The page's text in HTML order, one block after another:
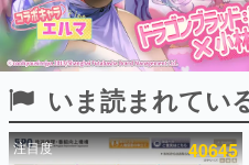
連載・特集一覧
殿堂入り記事
SNS拡散数が数千以
ど。多くの人々に読
事をまとめました。
いま読まれてい
注目度 40645